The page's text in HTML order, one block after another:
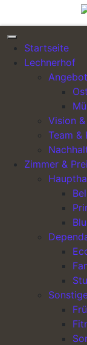
Direkt zum Inhalt
Startseite
Lechnerhof
Vision
Team &
Zimmer &
Das
unsere Räume